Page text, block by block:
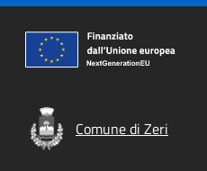
Comune di Zeri